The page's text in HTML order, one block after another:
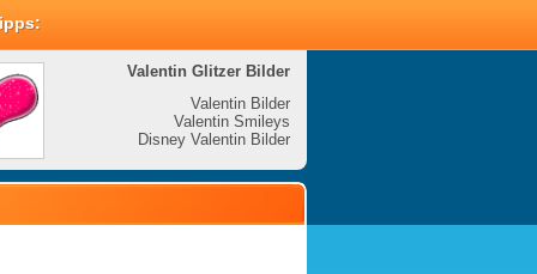
Valentin Glitzer Bilder
Valentin Bilder
Valentin Smileys
Disney Valentin Bilder